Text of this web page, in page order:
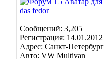
Сообщений: 3,205
Регистрация: 14.01.2012
Адрес: Санкт-Петербург
Авто: VW Multivan